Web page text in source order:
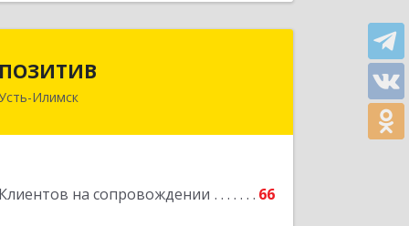
Илимск
на сопровождении 66
666679, Иркутская обл, Усть-Илимск г,
Подробнее